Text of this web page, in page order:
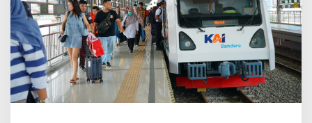
h
a
n
T
r
a
n
p